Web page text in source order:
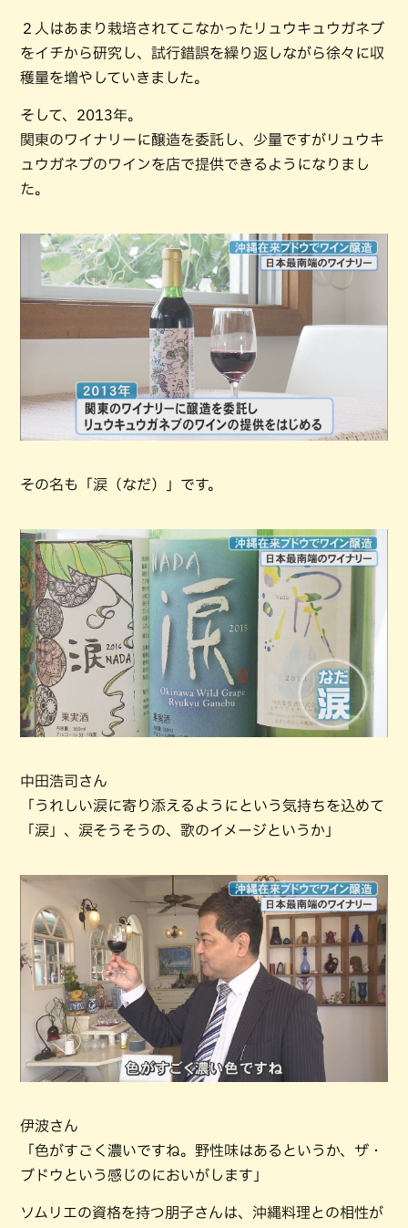
２人はあまり栽培されてこなかったリュウキュウガネブ
をイチから研究し、試行錯誤を繰り返しながら徐々に収
穫量を増やしていきました。
そして、2013年。
関東のワイナリーに醸造を委託し、少量ですがリュウキ
ュウガネブのワインを店で提供できるようになりまし
た。
その名も「涙（なだ）」です。
中田浩司さん
「うれしい涙に寄り添えるようにという気持ちを込めて
「涙」、涙そうそうの、歌のイメージというか」
伊波さん
「色がすごく濃いですね。野性味はあるというか、ザ・
ブドウという感じのにおいがします」
ソムリエの資格を持つ朋子さんは、沖縄料理との相性が